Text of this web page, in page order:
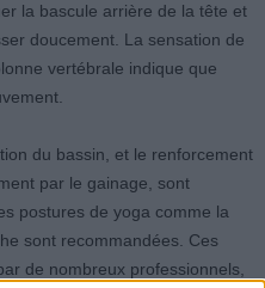
la bascule arrière de la tête et
doucement. La sensation de
vertébrale indique que
du bassin, et le renforcement
par le gainage, sont
postures de yoga comme la
sont recommandées. Ces
de nombreux professionnels,